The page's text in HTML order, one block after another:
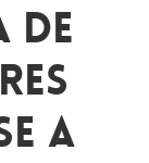
De
A